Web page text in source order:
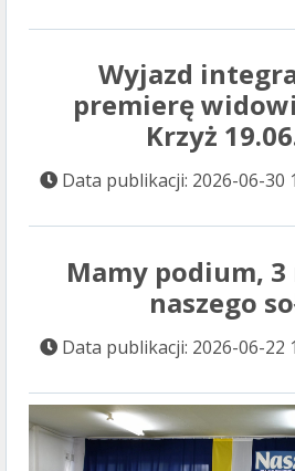
Wyjazd
premierę
Krzyż
Data publikacji: 2026-06-30
Mamy podium,
naszego
Data publikacji: 2026-06-22